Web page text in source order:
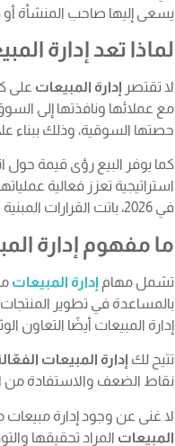
يسعى إليها صاحب المنشأة أو
لماذا تعد إدارة
لا تقتصر إدارة المبيعات على
مع عملائها ونافذتها إلى
حصتها السوقية، وذلك ببناء
كما يوفر البيع رؤى قيمة
استراتيجية تعزز فعالية
في 2026، باتت القرارات المبنية على التحليل الدقيق أكثر قيمة من أي وقت مضى مقارنة بالاجتهادات الشخصية.
ما مفهوم إدارة
تشمل مهام إدارة المبيعات
بالمساعدة في تطوير المنتجات
إدارة المبيعات أيضًا التعاون
تتيح لك إدارة المبيعات
نقاط الضعف والاستفادة من
لا غنى عن وجود إدارة
المبيعات